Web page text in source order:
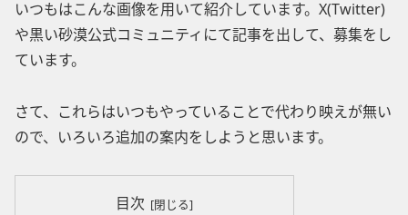
いつもはこんな画像を用いて紹介しています。X(Twitter)
や黒い砂漠公式コミュニティにて記事を出して、募集をし
ています。
さて、これらはいつもやっていることで代わり映えが無い
ので、いろいろ追加の案内をしようと思います。
目次